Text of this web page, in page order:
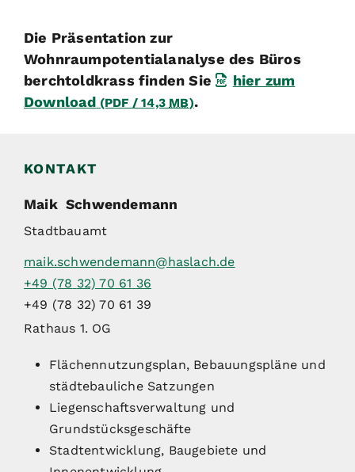
Die Präsentation zur
Wohnraumpotentialanalyse des Büros
berchtoldkrass finden Sie
hier zum
Download (PDF / 14,3 MB).
KONTAKT
Maik Schwendemann
Stadtbauamt
maik.schwendemann@haslach.de
+49 (78 32) 70 61 36
+49 (78 32) 70 61 39
Rathaus 1. OG
Flächennutzungsplan, Bebauungspläne und
städtebauliche Satzungen
Liegenschaftsverwaltung und
Grundstücksgeschäfte
Stadtentwicklung, Baugebiete und